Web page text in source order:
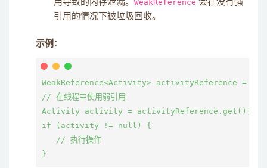
用导致的内存泄漏。 WeakReference 会在没有强
引用的情况下被垃圾回收。
示例 ：
WeakReference<Activity> activityReference =
// 在线程中使用弱引用
Activity activity = activityReference.get();
if (activity != null) {
   // 执行操作